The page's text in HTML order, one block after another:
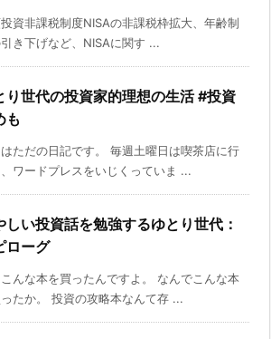
資非課税制度NISAの非課税枠拡大、年齢制
き下げなど、NISAに関す ...
り世代の投資家的理想の生活 #投資
も
ただの日記です。 毎週土曜日は喫茶店に行
ワードプレスをいじくっていま ...
しい投資話を勉強するゆとり世代：
ローグ
んな本を買ったんですよ。 なんでこんな本
たか。 投資の攻略本なんて存 ...